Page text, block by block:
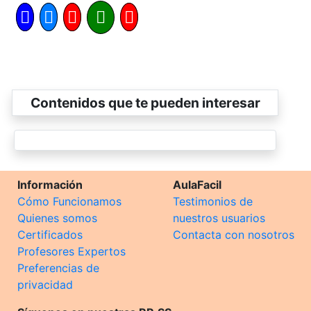
Contenidos que te pueden interesar
Información
Cómo Funcionamos
Quienes somos
Certificados
Profesores Expertos
Preferencias de
privacidad
AulaFacil
Testimonios de
nuestros usuarios
Contacta con nosotros